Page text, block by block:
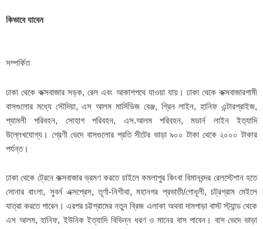
কিভাবে যাবেন
সম্পর্কিত
ঢাকা থেকে কক্সবাজার সড়ক, রেল এবং আকাশপথে যাওয়া যায়। ঢাকা থেকে কক্সবাজারগামী
বাসগুলোর মধ্যে সৌদিয়া, এস আলম মার্সিডিজ বেঞ্জ, গ্রিন লাইন, হানিফ এন্টারপ্রাইজ,
শ্যামলী পরিবহন, সোহাগ পরিবহন, এস.আলম পরিবহন, মডার্ন লাইন ইত্যাদি
উল্লেখযোগ্য। শ্রেণী ভেদে বাসগুলোর প্রতি সীটের ভাড়া ৯০০ টাকা থেকে ২০০০ টাকার
পর্যন্ত।
ঢাকা থেকে ট্রেনে কক্সবাজার ভ্রমণ করতে চাইলে কমলাপুর কিংবা বিমানবন্দর রেলস্টেশান হতে
সোনার বাংলা, সুবর্ন এক্সপ্রেস, তূর্ণা-নিশীথা, মহানগর প্রভাতী/গোধূলী, চট্রগ্রাম মেইলে
যাত্রা করতে পারেন। এরপর চট্টগ্রামের নতুন ব্রিজ এলাকা অথবা দামপাড়া বাস্ট স্ট্যান্ড থেকে
এস আলম, হানিফ, ইউনিক ইত্যাদি বিভিন্ন ধরণ ও মানের বাস পাবেন। বাস ভেদে ভাড়া